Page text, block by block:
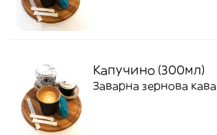
Капучино (300мл)
Заварна зернова кава